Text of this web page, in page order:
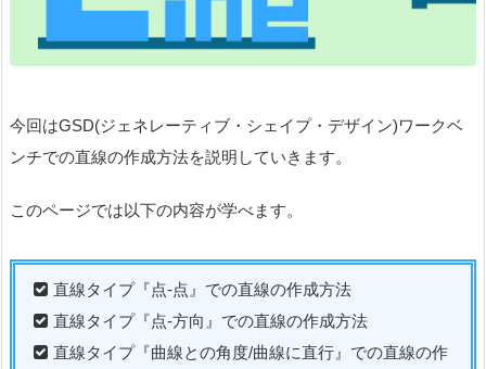
今回はGSD(ジェネレーティブ・シェイプ・デザイン)ワークベ
ンチでの直線の作成方法を説明していきます。
このページでは以下の内容が学べます。
直線タイプ『点-点』での直線の作成方法
直線タイプ『点-方向』での直線の作成方法
直線タイプ『曲線との角度/曲線に直行』での直線の作